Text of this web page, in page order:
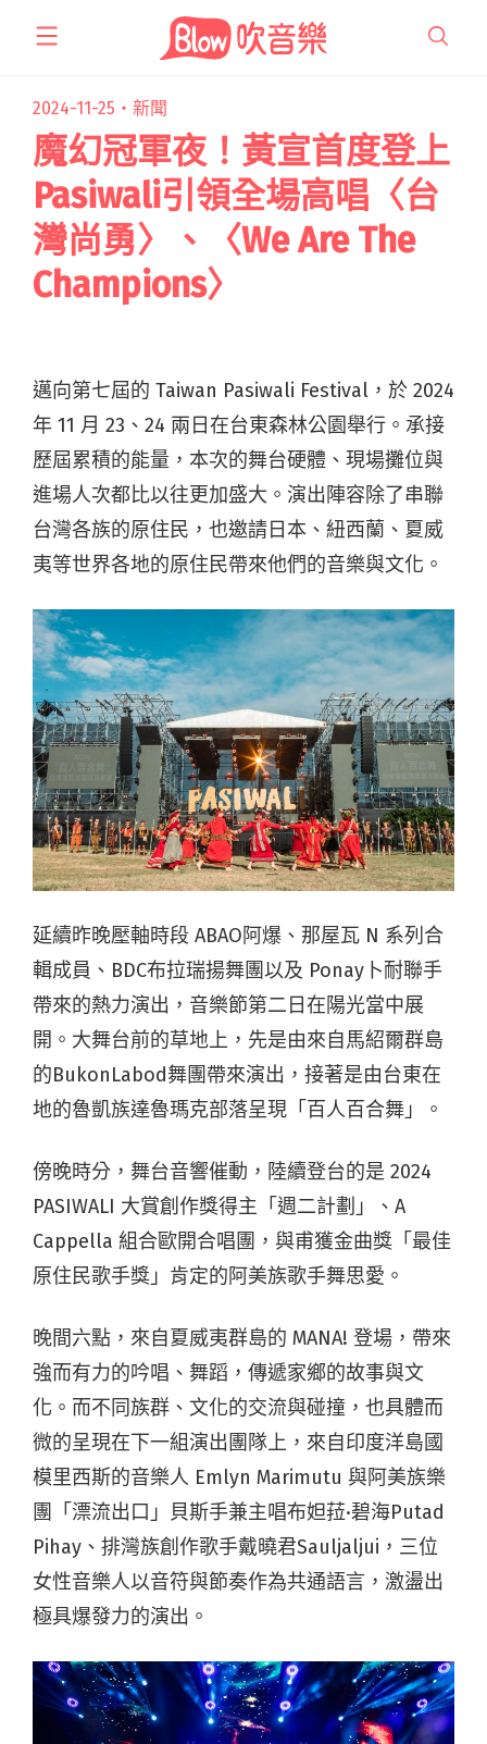
2024-11-25・ 新聞
魔幻冠軍夜！黃宣首度登上
Pasiwali引領全場高唱〈台
灣尚勇〉、〈We Are The
Champions〉
邁向第七屆的 Taiwan Pasiwali Festival，於 2024
年 11 月 23、24 兩日在台東森林公園舉行。承接
歷屆累積的能量，本次的舞台硬體、現場攤位與
進場人次都比以往更加盛大。演出陣容除了串聯
台灣各族的原住民，也邀請日本、紐西蘭、夏威
夷等世界各地的原住民帶來他們的音樂與文化。
延續昨晚壓軸時段 ABAO阿爆、那屋瓦 N 系列合
輯成員、BDC布拉瑞揚舞團以及 Ponay卜耐聯手
帶來的熱力演出，音樂節第二日在陽光當中展
開。大舞台前的草地上，先是由來自馬紹爾群島
的BukonLabod舞團帶來演出，接著是由台東在
地的魯凱族達魯瑪克部落呈現「百人百合舞」。
傍晚時分，舞台音響催動，陸續登台的是 2024
PASIWALI 大賞創作獎得主「週二計劃」、A
Cappella 組合歐開合唱團，與甫獲金曲獎「最佳
原住民歌手獎」肯定的阿美族歌手舞思愛。
晚間六點，來自夏威夷群島的 MANA! 登場，帶來
強而有力的吟唱、舞蹈，傳遞家鄉的故事與文
化。而不同族群、文化的交流與碰撞，也具體而
微的呈現在下一組演出團隊上，來自印度洋島國
模里西斯的音樂人 Emlyn Marimutu 與阿美族樂
團「漂流出口」貝斯手兼主唱布妲菈·碧海Putad
Pihay、排灣族創作歌手戴曉君Sauljaljui，三位
女性音樂人以音符與節奏作為共通語言，激盪出
極具爆發力的演出。